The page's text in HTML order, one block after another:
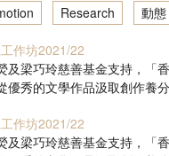
Research 動態
作坊2021/22
及梁巧玲慈善基金支持，
優秀的文學作品汲取創作養
作坊2021/22
及梁巧玲慈善基金支持，